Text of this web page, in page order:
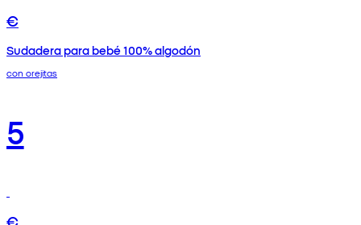
€
Sudadera para bebé 100% algodón
con orejitas
5
€